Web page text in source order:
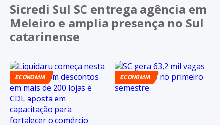
Sicredi Sul SC entrega agência em
Meleiro e amplia presença no Sul
catarinense
ECONOMIA ECONOMIA